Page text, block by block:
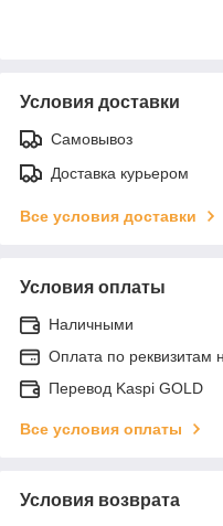
Условия доставки
Самовывоз
Доставка курьером
Все условия доставки
Условия оплаты
Наличными
Оплата по реквизитам
Перевод Kaspi GOLD
Все условия оплаты
Условия возврата